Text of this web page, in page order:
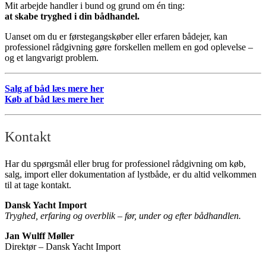
Mit arbejde handler i bund og grund om én ting:
at skabe tryghed i din bådhandel.
Uanset om du er førstegangskøber eller erfaren bådejer, kan
professionel rådgivning gøre forskellen mellem en god oplevelse –
og et langvarigt problem.
Salg af båd læs mere her
Køb af båd læs mere her
Kontakt
Har du spørgsmål eller brug for professionel rådgivning om køb,
salg, import eller dokumentation af lystbåde, er du altid velkommen
til at tage kontakt.
Dansk Yacht Import
Tryghed, erfaring og overblik – før, under og efter bådhandlen.
Jan Wulff Møller
Direktør – Dansk Yacht Import